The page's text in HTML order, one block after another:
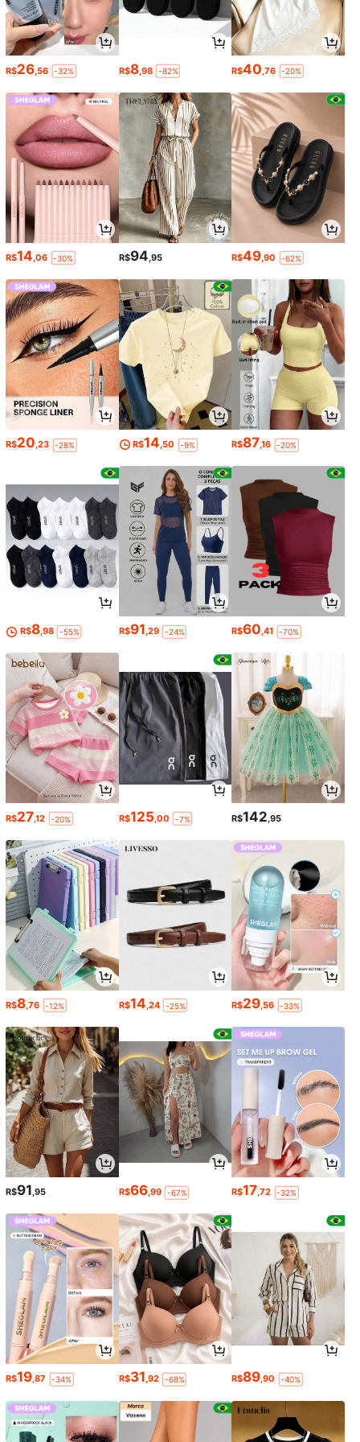
R$26 ,56 -32% R$8,98 -82% R$40 ,76 -20%
R$14 ,06 -30% R$94 ,95 R$49 ,90 -62%
R$20,23 -28% R$14,50 -9% R$87,16 -20%
R$8,98 -55% R$91,29 -24% R$60,41 -70%
R$27,12 -20% R$125 ,00 -7% R$142 ,95
R$8,76 -12% R$14,24 -25% R$29,56 -33%
R$91,95 R$66,99 -67% R$17,72 -32%
R$19,87 -34% R$31,92 -68% R$89,90 -40%